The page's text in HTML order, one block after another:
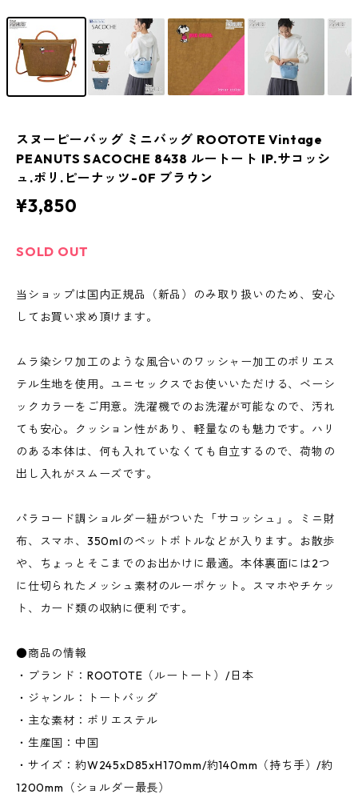
スヌーピーバッグ ミニバッグ ROOTOTE Vintage
PEANUTS SACOCHE 8438 ルートート IP.サコッシ
ュ.ポリ.ピーナッツ-0F ブラウン
¥3,850
SOLD OUT
当ショップは国内正規品（新品）のみ取り扱いのため、安心
してお買い求め頂けます。
ムラ染シワ加工のような風合いのワッシャー加工のポリエス
テル生地を使用。ユニセックスでお使いいただける、ベーシ
ックカラーをご用意。洗濯機でのお洗濯が可能なので、汚れ
ても安心。クッション性があり、軽量なのも魅力です。ハリ
のある本体は、何も入れていなくても自立するので、荷物の
出し入れがスムーズです。
パラコード調ショルダー紐がついた「サコッシュ」。ミニ財
布、スマホ、350mlのペットボトルなどが入ります。お散歩
や、ちょっとそこまでのお出かけに最適。本体裏面には2つ
に仕切られたメッシュ素材のルーポケット。スマホやチケッ
ト、カード類の収納に便利です。
●商品の情報
・ブランド：ROOTOTE（ルートート）/日本
・ジャンル：トートバッグ
・主な素材：ポリエステル
・生産国：中国
・サイズ：約W245xD85xH170mm/約140mm（持ち手）/約
1200mm（ショルダー最長）